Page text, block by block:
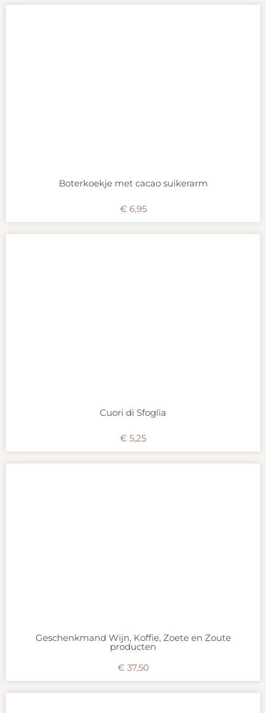
Boterkoekje met cacao suikerarm
€ 6,95
Cuori di Sfoglia
€ 5,25
Geschenkmand Wijn, Koffie, Zoete en Zoute
producten
€ 37,50